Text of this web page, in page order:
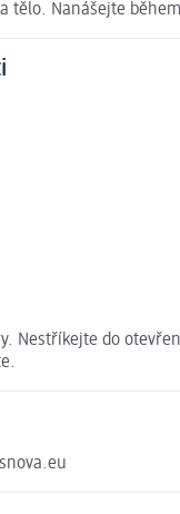
tělo. Nanášejte
Nestříkejte do